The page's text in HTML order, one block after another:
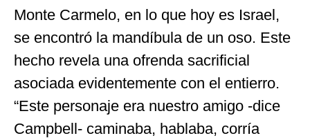
Monte Carmelo, en lo que hoy es Israel,
se encontró la mandíbula de un oso. Este
hecho revela una ofrenda sacrificial
asociada evidentemente con el entierro.
“Este personaje era nuestro amigo -dice
Campbell- caminaba, hablaba, corría